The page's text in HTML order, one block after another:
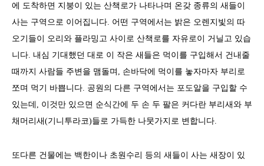
에 도착하면 지붕이 있는 산책로가 나타나며 온갖 종류의 새들이
사는 구역으로 이어집니다. 어떤 구역에서는 밝은 오렌지빛의 따
오기들이 오리와 플라밍고 사이로 산책로를 자유로이 거닐고 있습
니다. 내심 기대했던 대로 이 작은 새들은 먹이를 구입해서 건내줄
때까지 사람들 주변을 맴돌며, 손바닥에 먹이를 놓자마자 부리로
쪼며 먹기 바쁩니다. 공원의 다른 구역에서는 포도알을 구입할 수
있는데, 이것만 있으면 순식간에 두 손 두 팔은 커다란 부리새와 부
채머리새(기니투라코)들로 가득한 나뭇가지로 변합니다.
또다른 건물에는 백한이나 초원수리 등의 새들이 사는 새장이 있